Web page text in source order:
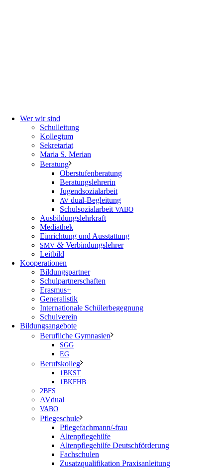
Wer wir sind
Schulleitung
Kollegium
Sekretariat
Maria S. Merian
Beratung
Oberstufenberatung
Beratungslehrerin
Jugendsozialarbeit
AV dual-Begleitung
Schulsozialarbeit VABO
Ausbildungslehrkraft
Mediathek
Einrichtung und Ausstattung
SMV & Verbindungslehrer
Leitbild
Kooperationen
Bildungspartner
Schulpartnerschaften
Erasmus+
Generalistik
Internationale Schülerbegegnung
Schulverein
Bildungsangebote
Berufliche Gymnasien
SGG
EG
Berufskolleg
1BKST
1BKFHB
2BFS
AVdual
VABO
Pflegeschule
Pflegefachmann/-frau
Altenpflegehilfe
Altenpflegehilfe Deutschförderung
Fachschulen
Zusatzqualifikation Praxisanleitung